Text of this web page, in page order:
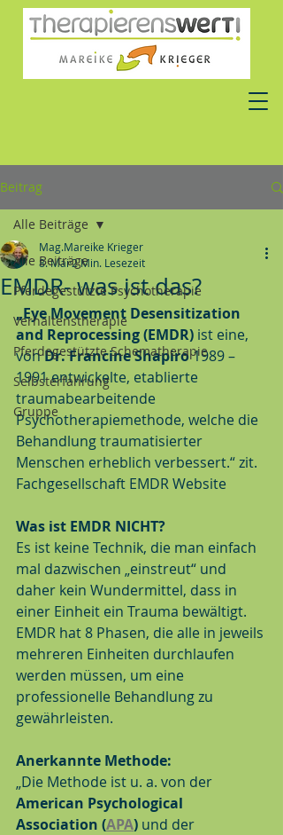
Beitrag
Alle Beiträge
Pferdegestützte Psychotherapie
Verhaltenstherapie
Pferdegestützte Schematherapie
Selbsterfahrung
Gruppe
Alle Beiträge
EMDR- was ist das?
Mag.Mareike Krieger
8. Mai2 Min. Lesezeit
„Eye Movement Desensitization
and Reprocessing (EMDR) ist eine,
von Dr. Francine Shapiro 1989 –
1991 entwickelte, etablierte
traumabearbeitende
Psychotherapiemethode, welche die
Behandlung traumatisierter
Menschen erheblich verbessert.“ zit.
Fachgesellschaft EMDR Website
Was ist EMDR NICHT?
Es ist keine Technik, die man einfach
mal dazwischen „einstreut“ und
daher kein Wundermittel, dass in
einer Einheit ein Trauma bewältigt.
EMDR hat 8 Phasen, die alle in jeweils
mehreren Einheiten durchlaufen
werden müssen, um eine
professionelle Behandlung zu
gewährleisten.
Anerkannte Methode:
„Die Methode ist u. a. von der
American Psychological
Association (APA) und der